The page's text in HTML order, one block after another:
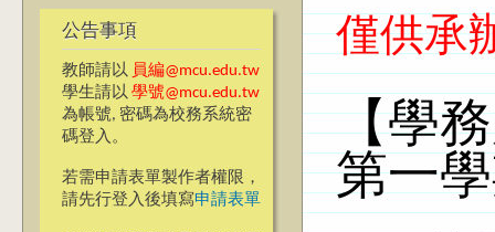
公告事項
教師請以 員編@mcu.edu.tw
學生請以 學號@mcu.edu.tw
為帳號, 密碼為校務系統密
碼登入。
若需申請表單製作者權限，
請先行登入後填寫申請表單
僅供承
【學
第一